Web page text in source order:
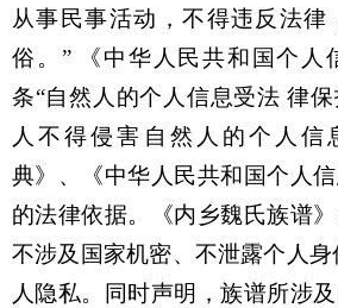
从事民事活动，不得违反法律
俗。 ”
《中华人民共和国个
条“自然人的个人信息受法 律
人不得侵害自然人的个人信
典》、《中华人民共和国个人
的法律依据。《内乡魏氏族谱》
不涉及国家机密、不泄露个人
人隐私。同时声明，族谱所涉